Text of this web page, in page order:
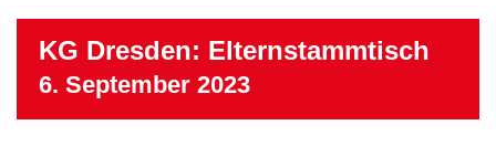
KG Dresden: Elternstammtisch
6. September 2023